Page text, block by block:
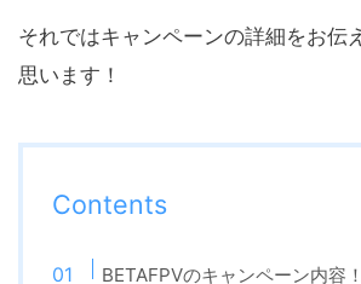
それではキャンペーンの詳細をお伝
思います！
Contents
BETAFPVのキャンペーン内容！